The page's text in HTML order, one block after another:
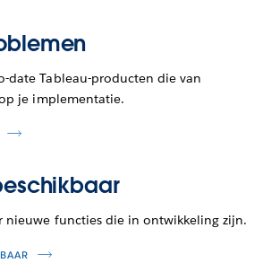
date Tableau-producten die van
je implementatie.
nieuwe functies die in ontwikkeling zijn.